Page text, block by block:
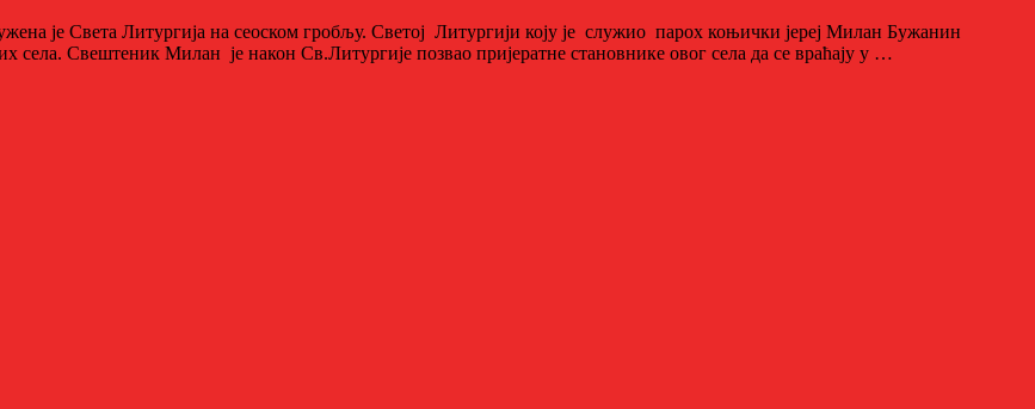
је Света Литургија на сеоском гробљу. Светој Литургији коју је служио парох коњички јереј Милан Бужанин
села. Свештеник Милан је након Св.Литургије позвао пријератне становнике овог села да се враћају у …